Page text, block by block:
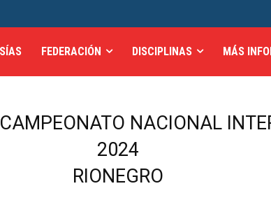
FEDERACIÓN DISCIPLINAS MÁS
NACIONAL
2024
RIONEGRO